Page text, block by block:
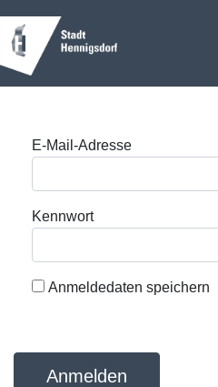
Zum Hauptinhalt springen
Anmeldung
E-Mail-Adresse
Kennwort
Anmeldedaten speichern
Anmelden